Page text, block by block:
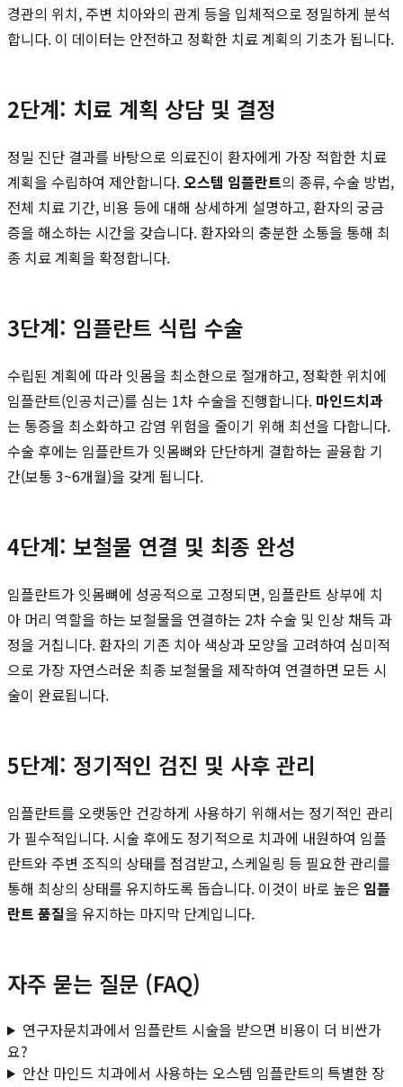
경관의 위치, 주변 치아와의 관계 등을 입체적으로 정밀하게 분석
합니다. 이 데이터는 안전하고 정확한 치료 계획의 기초가 됩니다.
2단계: 치료 계획 상담 및 결정
정밀 진단 결과를 바탕으로 의료진이 환자에게 가장 적합한 치료
계획을 수립하여 제안합니다.오스템 임플란트의 종류, 수술 방법,
전체 치료 기간, 비용 등에 대해 상세하게 설명하고, 환자의 궁금
증을 해소하는 시간을 갖습니다. 환자와의 충분한 소통을 통해 최
종 치료 계획을 확정합니다.
3단계: 임플란트 식립 수술
수립된 계획에 따라 잇몸을 최소한으로 절개하고, 정확한 위치에
임플란트(인공치근)를 심는 1차 수술을 진행합니다. 마인드치과
는 통증을 최소화하고 감염 위험을 줄이기 위해 최선을 다합니다.
수술 후에는 임플란트가 잇몸뼈와 단단하게 결합하는 골융합 기
간(보통 3~6개월)을 갖게 됩니다.
4단계: 보철물 연결 및 최종 완성
임플란트가 잇몸뼈에 성공적으로 고정되면, 임플란트 상부에 치
아 머리 역할을 하는 보철물을 연결하는 2차 수술 및 인상 채득 과
정을 거칩니다. 환자의 기존 치아 색상과 모양을 고려하여 심미적
으로 가장 자연스러운 최종 보철물을 제작하여 연결하면 모든 시
술이 완료됩니다.
5단계: 정기적인 검진 및 사후 관리
임플란트를 오랫동안 건강하게 사용하기 위해서는 정기적인 관리
가 필수적입니다. 시술 후에도 정기적으로 치과에 내원하여 임플
란트와 주변 조직의 상태를 점검받고, 스케일링 등 필요한 관리를
통해 최상의 상태를 유지하도록 돕습니다. 이것이 바로 높은 임플
란트 품질을 유지하는 마지막 단계입니다.
자주 묻는 질문 (FAQ)
연구자문치과에서 임플란트 시술을 받으면 비용이 더 비싼가
요?
안산 마인드 치과에서 사용하는 오스템 임플란트의 특별한 장